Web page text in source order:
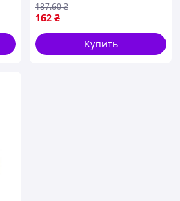
162 ₴
187.60₴
Купить